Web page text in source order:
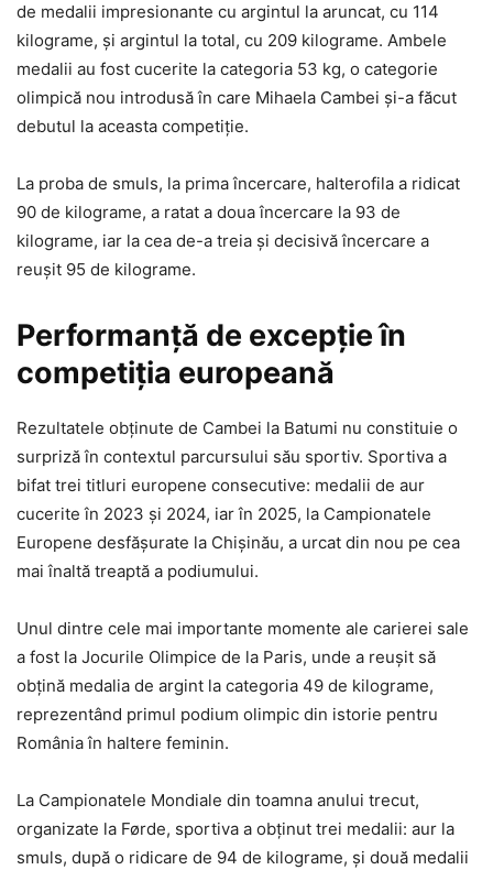
de medalii impresionante cu argintul la aruncat, cu 114
kilograme, și argintul la total, cu 209 kilograme. Ambele
medalii au fost cucerite la categoria 53 kg, o categorie
olimpică nou introdusă în care Mihaela Cambei și-a făcut
debutul la aceasta competiție.
La proba de smuls, la prima încercare, halterofila a ridicat
90 de kilograme, a ratat a doua încercare la 93 de
kilograme, iar la cea de-a treia și decisivă încercare a
reușit 95 de kilograme.
Performanță de excepție în
competiția europeană
Rezultatele obținute de Cambei la Batumi nu constituie o
surpriză în contextul parcursului său sportiv. Sportiva a
bifat trei titluri europene consecutive: medalii de aur
cucerite în 2023 și 2024, iar în 2025, la Campionatele
Europene desfășurate la Chișinău, a urcat din nou pe cea
mai înaltă treaptă a podiumului.
Unul dintre cele mai importante momente ale carierei sale
a fost la Jocurile Olimpice de la Paris, unde a reușit să
obțină medalia de argint la categoria 49 de kilograme,
reprezentând primul podium olimpic din istorie pentru
România în haltere feminin.
La Campionatele Mondiale din toamna anului trecut,
organizate la Førde, sportiva a obținut trei medalii: aur la
smuls, după o ridicare de 94 de kilograme, și două medalii